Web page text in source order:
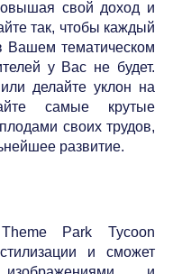
свой доход и
так, чтобы каждый
Вашем тематическом
у Вас не будет.
делайте уклон на
самые крутые
своих трудов,
развитие.
Park Tycoon
и сможет